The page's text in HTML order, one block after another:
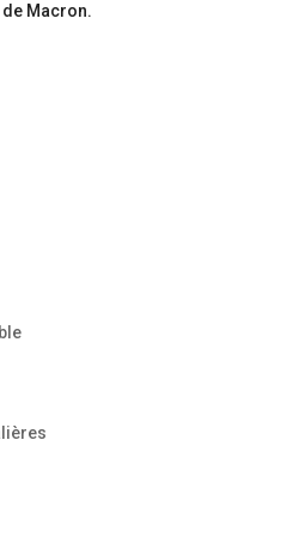
Macron.